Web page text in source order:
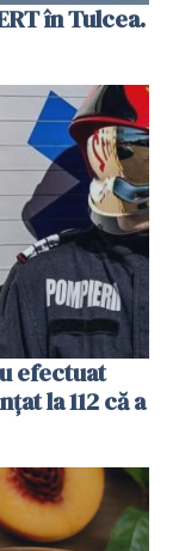
în Tulcea.
efectuat
la 112 că a